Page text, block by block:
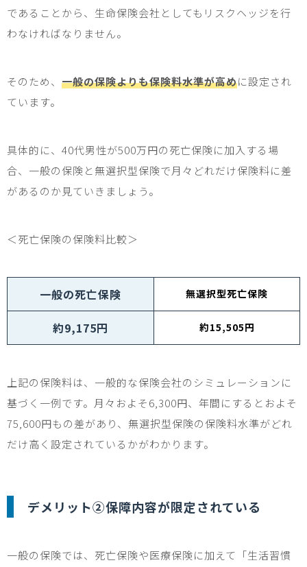
であることから、生命保険会社としてもリスクヘッジを行
わなければなりません。
そのため、 一般の保険よりも保険料水準が高めに設定され
ています。
具体的に、 40代男性が500万円の死亡保険に加入する場
合、一般の保険と無選択型保険で月々どれだけ保険料に差
があるのか見ていきましょう。
＜死亡保険の保険料比較＞
一般の死亡保険 無選択型死亡保険
約9,175円 約15,505円
上記の保険料は、一般的な保険会社のシミュレーションに
基づく一例です。月々およそ6,300円、年間にするとおよそ
75,600円もの差があり、無選択型保険の保険料水準がどれ
だけ高く設定されているかがわかります。
デメリット②保障内容が限定されている
一般の保険では、死亡保険や医療保険に加えて「生活習慣